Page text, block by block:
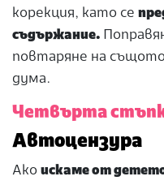
корекция, като се
съдържание.
повтаряне на
дума.
Четвърта
Автоцензура
Ако искаме от